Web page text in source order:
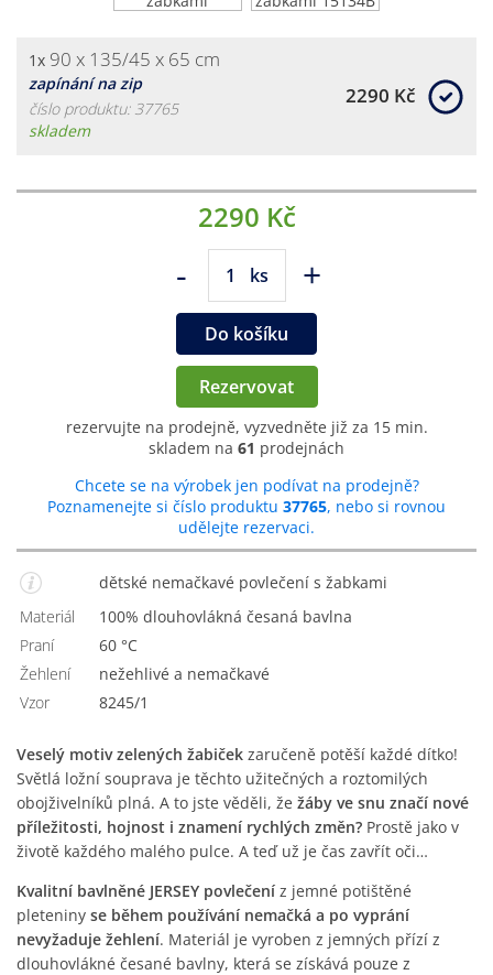
1x 90 x 135/45 x 65 cm
zapínání na zip
číslo produktu: 37765
skladem
2290 Kč
2290 Kč
- ks +
Do košíku
Rezervovat
rezervujte na prodejně, vyzvedněte již za 15 min.
skladem na 61 prodejnách
Chcete se na výrobek jen podívat na prodejně?
Poznamenejte si číslo produktu 37765, nebo si rovnou
udělejte rezervaci.
dětské nemačkavé povlečení s žabkami
Materiál
100% dlouhovlákná česaná bavlna
Praní
60 °C
Žehlení
Nežehlivé a nemačkavé
Vzor
8245/1
Veselý motiv zelených žabiček zaručeně potěší každé dítko!
Světlá ložní souprava je těchto užitečných a roztomilých
obojživelníků plná. A to jste věděli, že žáby ve snu značí nové
příležitosti, hojnost i znamení rychlých změn? Prostě jako v
životě každého malého pulce. A teď už je čas zavřít oči…
Kvalitní bavlněné JERSEY povlečení z jemné potištěné
pleteniny se během používání nemačká a po vyprání
nevyžaduje žehlení. Materiál je vyroben z jemných přízí z
dlouhovlákné česané bavlny, která se získává pouze z